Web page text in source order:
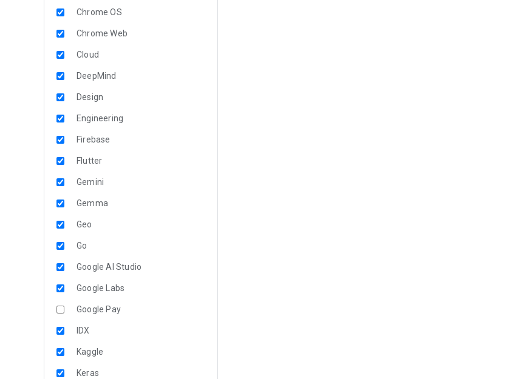
Chrome OS
Chrome Web
Cloud
DeepMind
Design
Engineering
Firebase
Flutter
Gemini
Gemma
Geo
Go
Google AI Studio
Google Labs
Google Pay
IDX
Kaggle
Keras